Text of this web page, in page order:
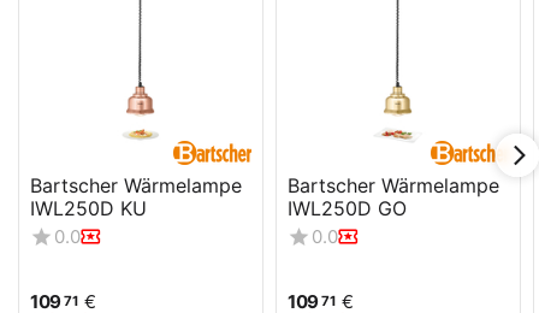
Bartscher Wärmelampe
IWL250D KU
0.0
10971 €
Bartscher Wärmelampe
IWL250D GO
0.0
10971 €